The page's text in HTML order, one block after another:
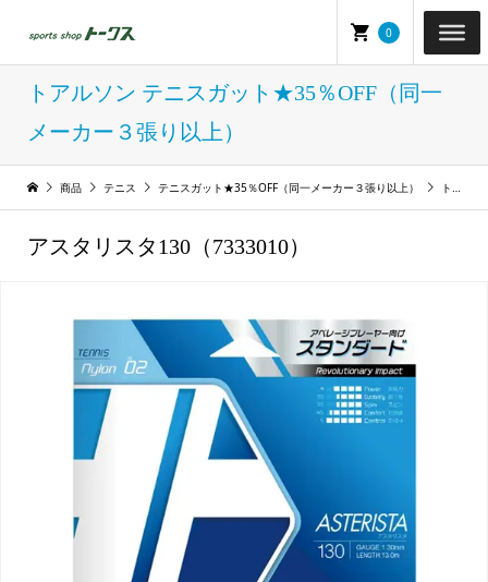
0
トアルソン テニスガット★35％OFF（同一
メーカー３張り以上）
商品 テニス テニスガット★35％OFF（同一メーカー３張り以上） トアルソン テニスガット★35％OFF（同一メーカー３張り以上）
アスタリスタ130（7333010）